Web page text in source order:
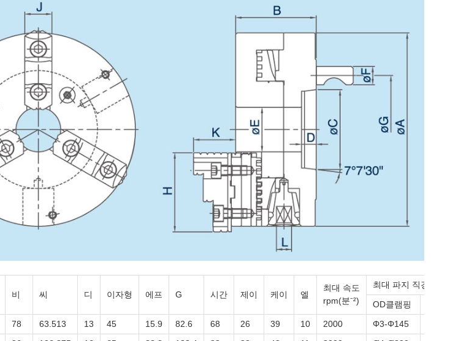
비 씨 디 이자형 에프 G 시간 제이 케이 엘
최대 속도
rpm(분⁻²)
최대 파지 직경
OD클램핑
78 63.513 13 45 15.9 82.6 68 26 39 10 2000 Φ3-Φ145